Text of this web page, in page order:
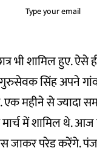
भी शामिल हुए.
सिंह अपने
एक महीने से
में शामिल थे.
जाकर परेड करेंगे.